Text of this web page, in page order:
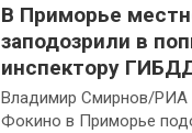
В Приморье
заподозрили в
инспектору
Владимир Смирнов/РИА
Фокино в Приморье